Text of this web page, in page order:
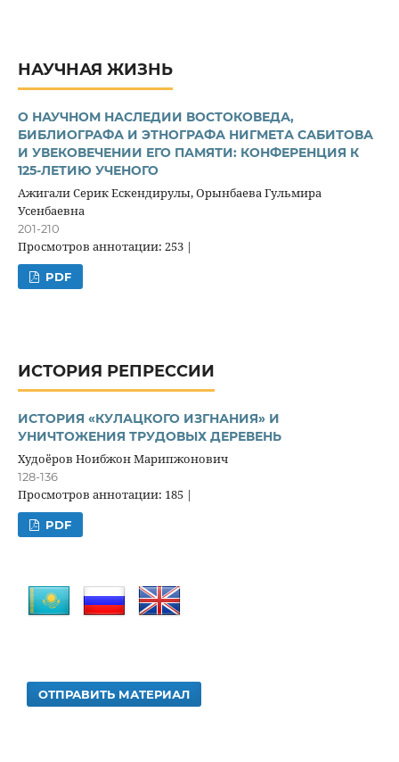
НАУЧНАЯ ЖИЗНЬ
О НАУЧНОМ НАСЛЕДИИ ВОСТОКОВЕДА,
БИБЛИОГРАФА И ЭТНОГРАФА НИГМЕТА САБИТОВА
И УВЕКОВЕЧЕНИИ ЕГО ПАМЯТИ: КОНФЕРЕНЦИЯ К
125-ЛЕТИЮ УЧЕНОГО
Ажигали Серик Ескендирулы, Орынбаева Гульмира
Усенбаевна
201-210
Просмотров аннотации: 253 |
PDF
ИСТОРИЯ РЕПРЕССИИ
ИСТОРИЯ «КУЛАЦКОГО ИЗГНАНИЯ» И
УНИЧТОЖЕНИЯ ТРУДОВЫХ ДЕРЕВЕНЬ
Худоёров Ноибжон Марипжонович
128-136
Просмотров аннотации: 185 |
PDF
ОТПРАВИТЬ МАТЕРИАЛ